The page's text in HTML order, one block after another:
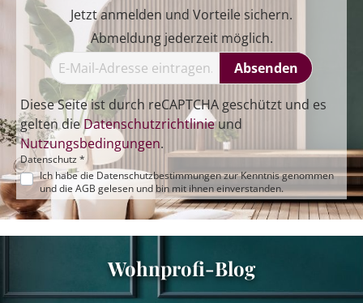
Jetzt anmelden und Vorteile sichern.
Abmeldung jederzeit möglich.
Absenden
Diese Seite ist durch reCAPTCHA geschützt und es
gelten dieDatenschutzrichtlinieund
Nutzungsbedingungen.
Datenschutz *
Ich habe die Datenschutzbestimmungenzur Kenntnis genommen
und die AGB gelesen und bin mit ihnen einverstanden.
Wohnprofi-Blog